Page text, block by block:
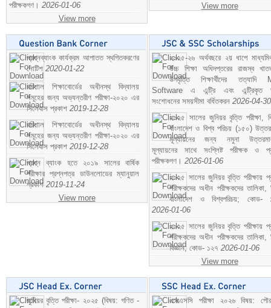
পরীক্ষকগণ। 2026-01-06
View more
View more
প্রশ্নব্যাংক কার্যক্রম আপাতত স্থগিতকরণের
নোটিশ 2020-01-22
বরিশাল শিক্ষাবোর্ডের অধীনস্থ বিদ্যালয়
সমূহের জন্য অভ্যন্তরীণ পরীক্ষা-২০২০ এর
সিলেবাস প্রকাশ 2019-12-28
বরিশাল শিক্ষাবোর্ডের অধীনস্থ বিদ্যালয়
সমূহের জন্য অভ্যন্তরীণ পরীক্ষা-২০২০ এর
সিলেবাস প্রকাশ 2019-12-28
প্রশ্ন ব্যাংক হতে ২০১৯ সালের বার্ষিক
পরীক্ষার প্রশ্নপত্র ডাউনলোডের ম্যানুয়াল
প্রকাশ 2019-11-24
View more
২০২৫-২৬ অর্থবছরে ২য় ধাপে
উচ্চ শিক্ষা অধিদপ্তরের রাজস্ব
উপবৃত্তি শিক্ষার্থীদের তত্যাদি
Software এ এন্ট্রি এবং এন্ট্রিকৃত
সংশোধনের সময়সীমা বর্ধিতকরন 2026-04-30
২০২৫ সালের জুনিয়র বৃত্তি পরীক্ষা,
বাংলাদেশ ও বিশ্ব পরিচয় (১৫০)
মূল্যায়নের জন্য নমুনা
মূল্যায়নের সাথে সংশ্লিষ্ট পরীক্ষক ও
পরীক্ষকগণ। 2026-01-06
২০২৫ সালের জুনিয়র বৃত্তি পরীক্ষায়
পরীক্ষকদের অধীন পরীক্ষকদের তালিকা,
বাংলাদেশ ও বিশ্বপরিচয়; কোড-
2026-01-06
২০২৫ সালের জুনিয়র বৃত্তি পরীক্ষায়
পরীক্ষকদের অধীন পরীক্ষকদের তালিকা,
বিজ্ঞান; কোড- ১২৭ 2026-01-06
View more
জুনিয়র বৃত্তি পরীক্ষা- ২০২৫ (বিষয়: গণিত -
এসএসসি পরীক্ষা ২০২৬ বিষয়: